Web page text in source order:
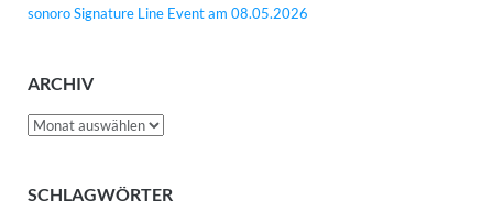
sonoro Signature Line Event am 08.05.2026
ARCHIV
Archiv
SCHLAGWÖRTER